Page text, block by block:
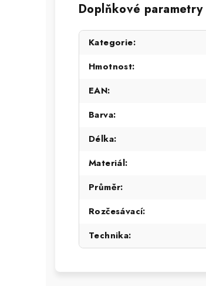
Doplňkové parametry
Kategorie:
Hmotnost:
EAN:
Barva:
Délka:
Materiál:
Průměr:
Rozčesávací:
Technika: